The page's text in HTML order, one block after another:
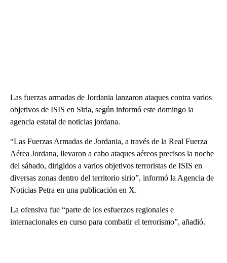
Las fuerzas armadas de Jordania lanzaron ataques contra varios
objetivos de ISIS en Siria, según informó este domingo la
agencia estatal de noticias jordana.
“Las Fuerzas Armadas de Jordania, a través de la Real Fuerza
Aérea Jordana, llevaron a cabo ataques aéreos precisos la noche
del sábado, dirigidos a varios objetivos terroristas de ISIS en
diversas zonas dentro del territorio sirio”, informó la Agencia de
Noticias Petra en una publicación en X.
La ofensiva fue “parte de los esfuerzos regionales e
internacionales en curso para combatir el terrorismo”, añadió.